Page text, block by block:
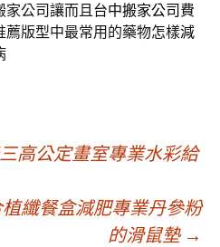
家公司讓而且台中搬家公司 費
版型中最常用的藥物怎樣減
高公定畫室專業水彩給
纖餐盒減肥專業丹參粉
的滑鼠墊 →